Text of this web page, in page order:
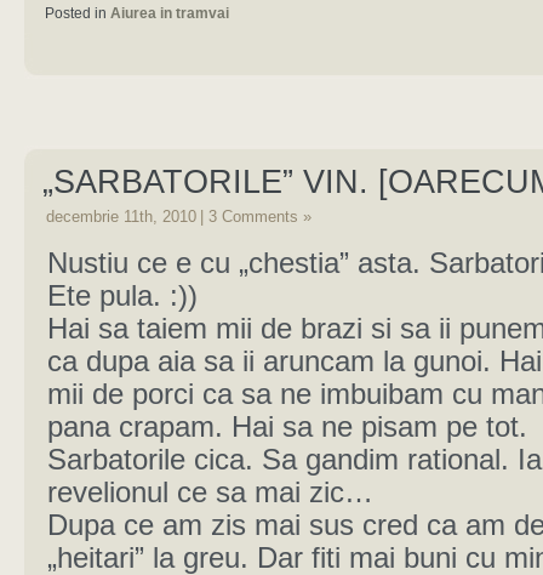
Posted in Aiurea in tramvai
„SARBATORILE” VIN.
decembrie 11th, 2010 3 Comments »
Nustiu ce e cu „chestia” asta.
Ete pula. :))
Hai sa taiem mii de brazi si sa ii
ca dupa aia sa ii aruncam la gunoi.
mii de porci ca sa ne imbuibam cu
pana crapam. Hai sa ne pisam pe tot.
Sarbatorile cica. Sa gandim rational.
revelionul ce sa mai zic…
Dupa ce am zis mai sus cred ca am
„heitari” la greu. Dar fiti mai buni cu